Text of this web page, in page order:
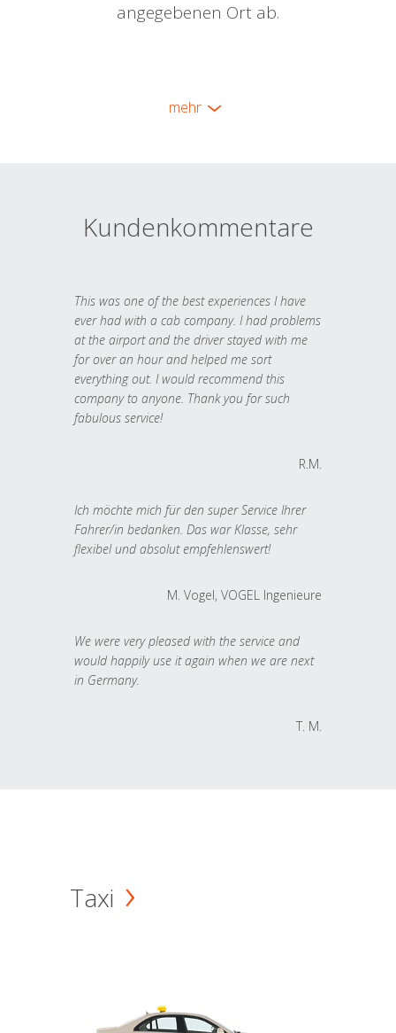
angegebenen Ort ab.
mehr
Kundenkommentare
This was one of the best experiences I have
ever had with a cab company. I had problems
at the airport and the driver stayed with me
for over an hour and helped me sort
everything out. I would recommend this
company to anyone. Thank you for such
fabulous service!
R.M.
Ich möchte mich für den super Service Ihrer
Fahrer/in bedanken. Das war Klasse, sehr
flexibel und absolut empfehlenswert!
M. Vogel, VOGEL Ingenieure
We were very pleased with the service and
would happily use it again when we are next
in Germany.
T. M.
Taxi